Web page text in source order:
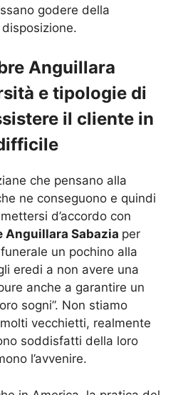
godere della
Anguillara
e tipologie di
il cliente in
che pensano alla
ne conseguono e quindi
d’accordo con
Anguillara Sabazia per
un pochino alla
eredi a non avere una
anche a garantire un
sogni”. Non stiamo
vecchietti, realmente
soddisfatti della loro
l’avvenire.